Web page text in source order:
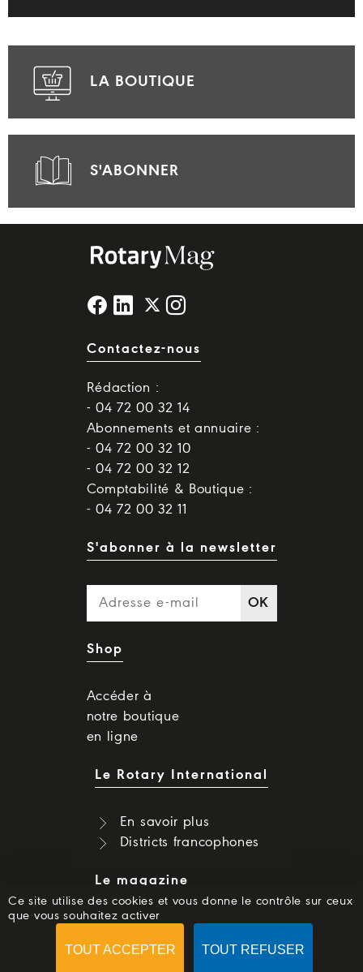
LA BOUTIQUE
S'ABONNER
Contactez-nous
Rédaction :
- 04 72 00 32 14
Abonnements et annuaire :
- 04 72 00 32 10
- 04 72 00 32 12
Comptabilité & Boutique :
- 04 72 00 32 11
S'abonner à la newsletter
OK
Shop
Accéder à
notre boutique
en ligne
Le Rotary International
En savoir plus
Districts francophones
Le magazine
Dernier numéro
Numéros précédents
Ce site utilise des cookies et vous donne le contrôle sur ceux
que vous souhaitez activer
TOUT ACCEPTER TOUT REFUSER